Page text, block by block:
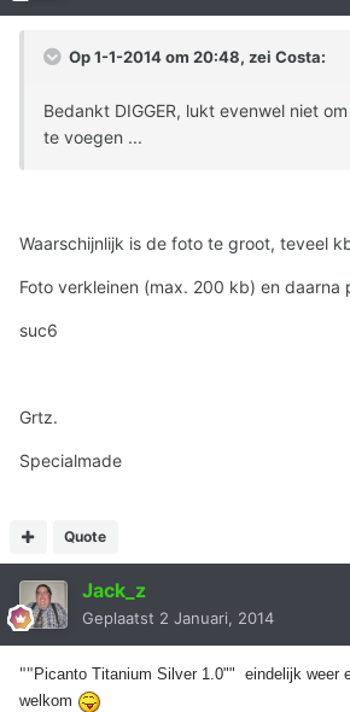
Op 1-1-2014 om 20:48, zei Costa:
Bedankt DIGGER, lukt evenwel niet
te voegen ...
Waarschijnlijk is de foto te groot, teveel
Foto verkleinen (max. 200 kb) en daarna
suc6
Grtz.
Specialmade
Quote
Jack_z
Geplaatst 2 Januari, 2014
"" Picanto Titanium Silver 1.0"" eindelijk weer
welkom